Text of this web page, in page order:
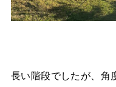
長い階段でしたが、角